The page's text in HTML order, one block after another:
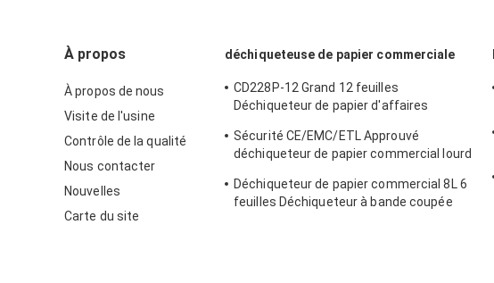
À propos
À propos de nous
Visite de l'usine
Contrôle de la qualité
Nous contacter
Nouvelles
Carte du site
déchiqueteuse de papier commerciale
CD228P-12 Grand 12 feuilles
Déchiqueteur de papier d'affaires
commerciales 25L
Sécurité CE/EMC/ETL Approuvé
déchiqueteur de papier commercial lourd
Déchiqueteur de papier commercial 8L 6
feuilles Déchiqueteur à bande coupée